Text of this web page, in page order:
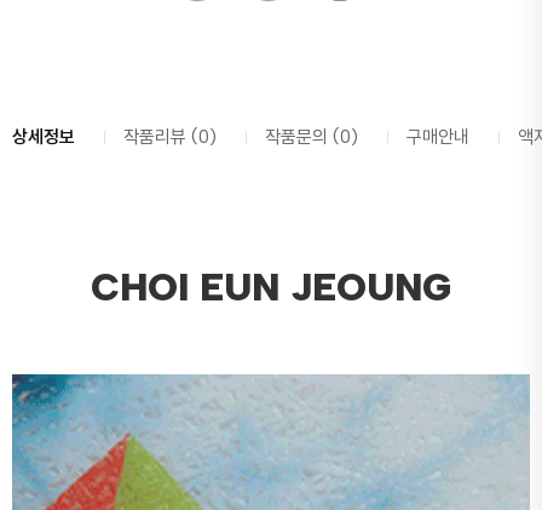
상세정보 작품리뷰 (0) 작품문의 (0) 구매안내 액
CHOI EUN JEOUNG